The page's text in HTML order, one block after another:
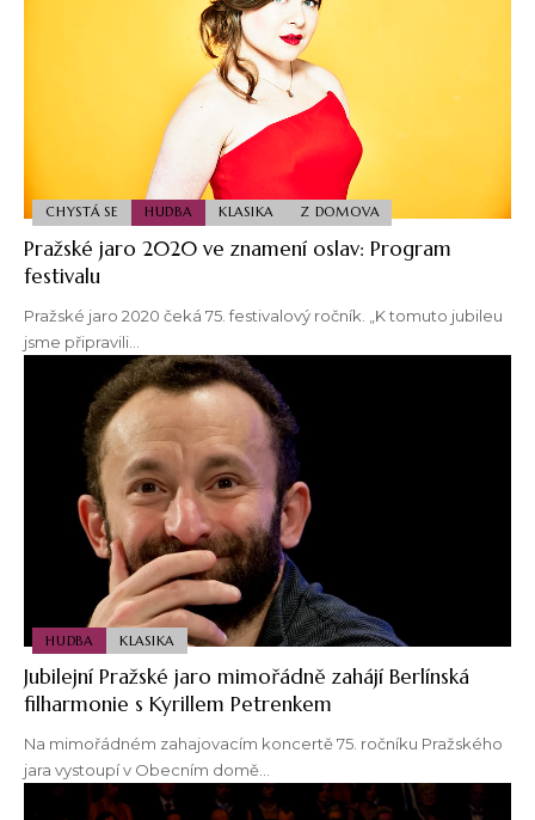
CHYSTÁ SE HUDBA KLASIKA Z DOMOVA
Pražské jaro 2020 ve znamení oslav: Program
festivalu
Pražské jaro 2020 čeká 75. festivalový ročník. „K tomuto jubileu
jsme připravili…
HUDBA KLASIKA
Jubilejní Pražské jaro mimořádně zahájí Berlínská
filharmonie s Kyrillem Petrenkem
Na mimořádném zahajovacím koncertě 75. ročníku Pražského
jara vystoupí v Obecním domě…